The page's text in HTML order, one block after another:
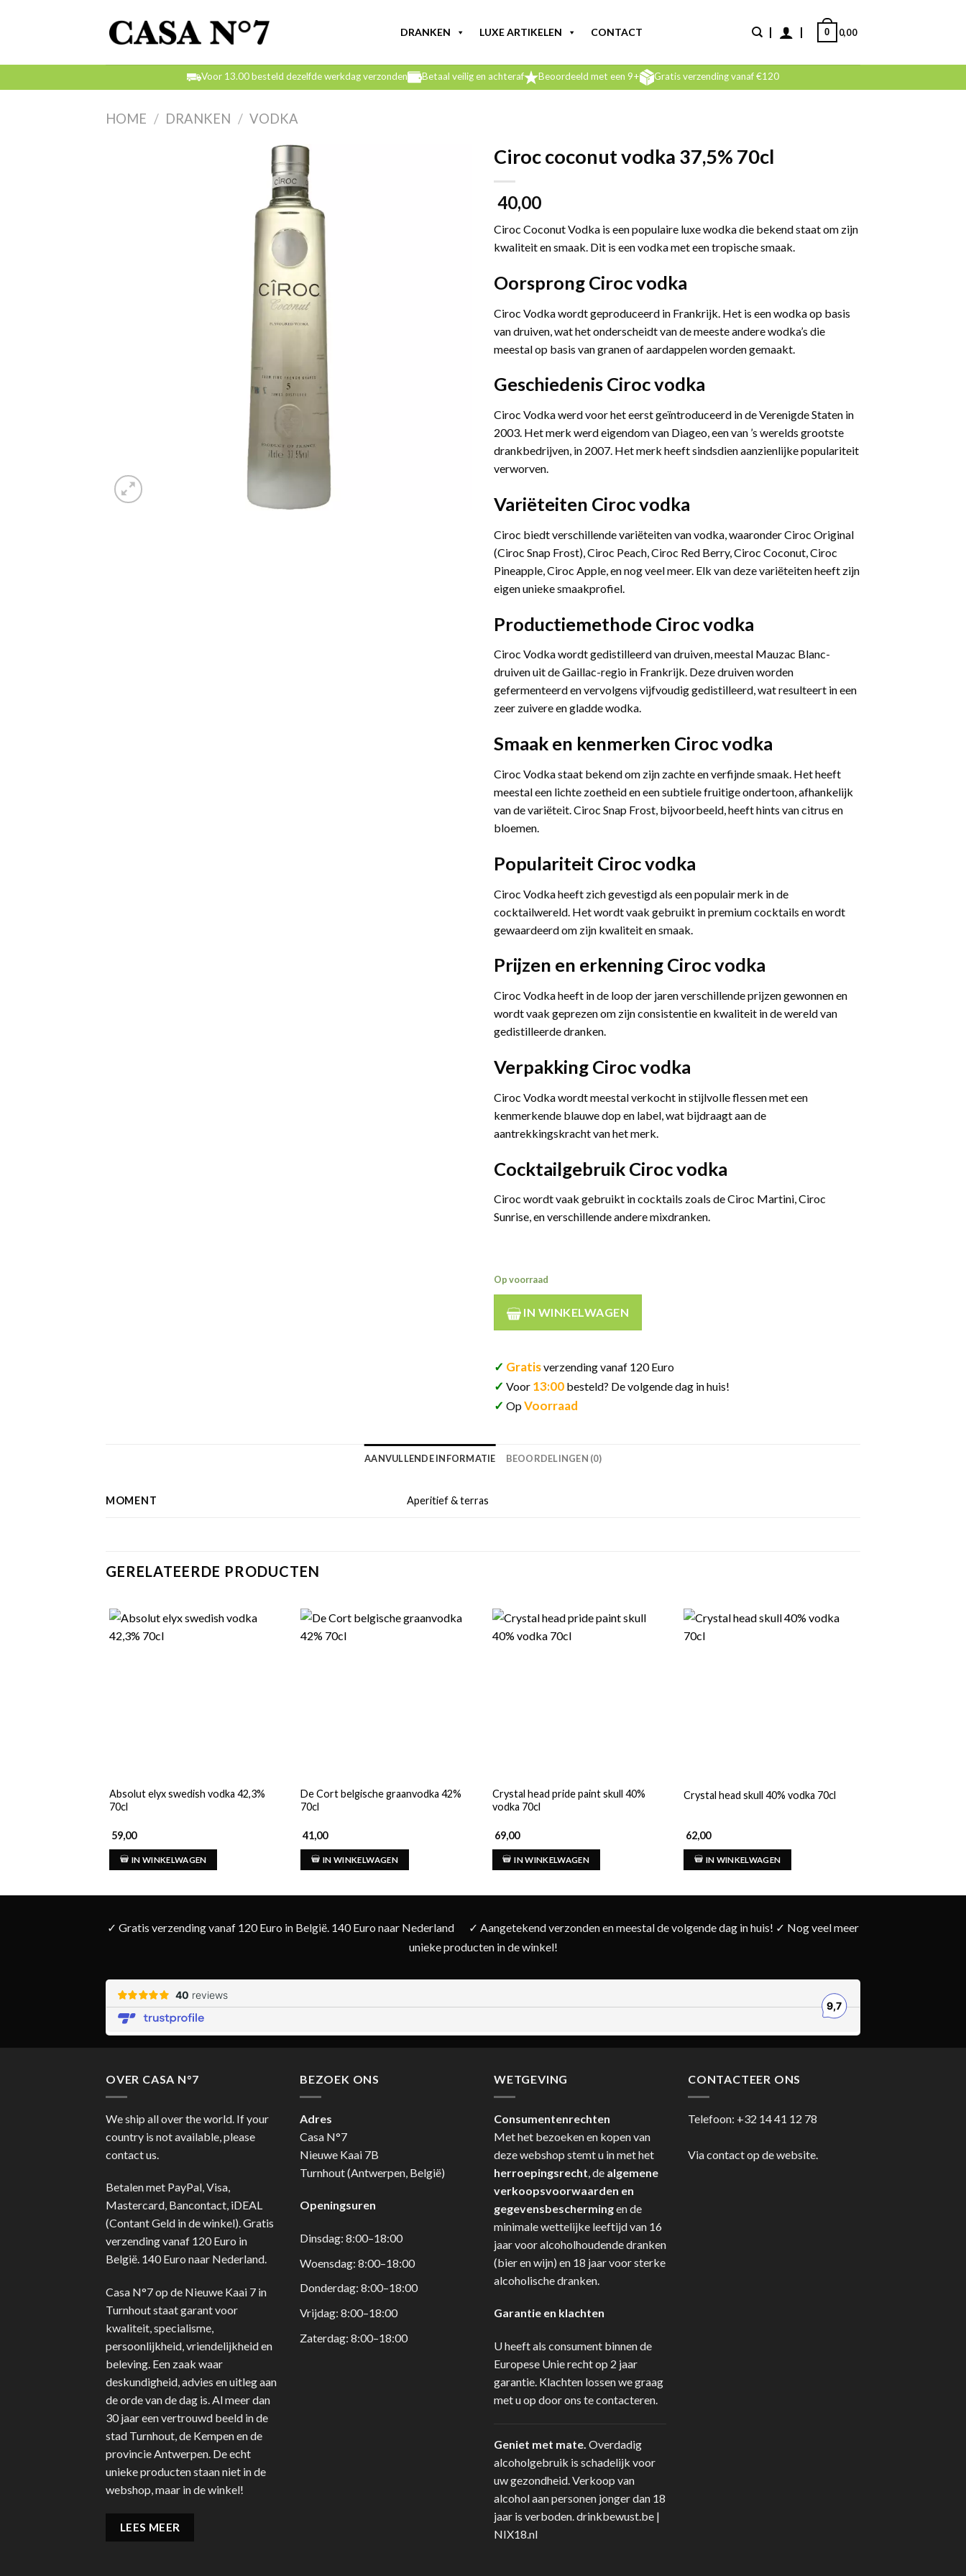
DRANKEN LUXE ARTIKELEN CONTACT 0,00
0
Voor 13.00 besteld dezelfde werkdag verzonden Betaal veilig en achteraf Beoordeeld met een 9+ Gratis verzending vanaf €120
HOME / DRANKEN / VODKA
Ciroc coconut vodka 37,5% 70cl
40,00
Ciroc Coconut Vodka is een populaire luxe wodka die bekend staat om zijn
kwaliteit en smaak. Dit is een vodka met een tropische smaak.
Oorsprong Ciroc vodka
Ciroc Vodka wordt geproduceerd in Frankrijk. Het is een wodka op basis
van druiven, wat het onderscheidt van de meeste andere wodka’s die
meestal op basis van granen of aardappelen worden gemaakt.
Geschiedenis Ciroc vodka
Ciroc Vodka werd voor het eerst geïntroduceerd in de Verenigde Staten in
2003. Het merk werd eigendom van Diageo, een van ’s werelds grootste
drankbedrijven, in 2007. Het merk heeft sindsdien aanzienlijke populariteit
verworven.
Variëteiten Ciroc vodka
Ciroc biedt verschillende variëteiten van vodka, waaronder Ciroc Original
(Ciroc Snap Frost), Ciroc Peach, Ciroc Red Berry, Ciroc Coconut, Ciroc
Pineapple, Ciroc Apple, en nog veel meer. Elk van deze variëteiten heeft zijn
eigen unieke smaakprofiel.
Productiemethode Ciroc vodka
Ciroc Vodka wordt gedistilleerd van druiven, meestal Mauzac Blanc-
druiven uit de Gaillac-regio in Frankrijk. Deze druiven worden
gefermenteerd en vervolgens vijfvoudig gedistilleerd, wat resulteert in een
zeer zuivere en gladde wodka.
Smaak en kenmerken Ciroc vodka
Ciroc Vodka staat bekend om zijn zachte en verfijnde smaak. Het heeft
meestal een lichte zoetheid en een subtiele fruitige ondertoon, afhankelijk
van de variëteit. Ciroc Snap Frost, bijvoorbeeld, heeft hints van citrus en
bloemen.
Populariteit Ciroc vodka
Ciroc Vodka heeft zich gevestigd als een populair merk in de
cocktailwereld. Het wordt vaak gebruikt in premium cocktails en wordt
gewaardeerd om zijn kwaliteit en smaak.
Prijzen en erkenning Ciroc vodka
Ciroc Vodka heeft in de loop der jaren verschillende prijzen gewonnen en
wordt vaak geprezen om zijn consistentie en kwaliteit in de wereld van
gedistilleerde dranken.
Verpakking Ciroc vodka
Ciroc Vodka wordt meestal verkocht in stijlvolle flessen met een
kenmerkende blauwe dop en label, wat bijdraagt aan de
aantrekkingskracht van het merk.
Cocktailgebruik Ciroc vodka
Ciroc wordt vaak gebruikt in cocktails zoals de Ciroc Martini, Ciroc
Sunrise, en verschillende andere mixdranken.
Op voorraad
IN WINKELWAGEN
✓ Gratisverzending vanaf 120 Euro
✓ Voor 13:00 besteld? De volgende dag in huis!
✓ OpVoorraad
AANVULLENDE INFORMATIE BEOORDELINGEN (0)
MOMENT Aperitief & terras
GERELATEERDE PRODUCTEN
Absolut elyx swedish vodka 42,3%
70cl
59,00
IN WINKELWAGEN
De Cort belgische graanvodka 42%
70cl
41,00
IN WINKELWAGEN
Crystal head pride paint skull 40%
vodka 70cl
69,00
IN WINKELWAGEN
Crystal head skull 40% vodka 70cl
62,00
IN WINKELWAGEN
✓ Gratis verzending vanaf 120 Euro in België. 140 Euro naar Nederland
✓ Aangetekend verzonden en meestal de volgende dag in huis! ✓ Nog veel meer
unieke producten in de winkel!
OVER CASA N°7
We ship all over the world. If your
country is not available, please
contact us.
Betalen met PayPal, Visa,
Mastercard, Bancontact, iDEAL
(Contant Geld in de winkel). Gratis
verzending vanaf 120 Euro in
België. 140 Euro naar Nederland.
Casa N°7 op de Nieuwe Kaai 7 in
Turnhout staat garant voor
kwaliteit, specialisme,
persoonlijkheid, vriendelijkheid en
beleving. Een zaak waar
deskundigheid, advies en uitleg aan
de orde van de dag is. Al meer dan
30 jaar een vertrouwd beeld in de
stad Turnhout, de Kempen en de
provincie Antwerpen. De echt
unieke producten staan niet in de
webshop, maar in de winkel!
LEES MEER
BEZOEK ONS
Adres
Casa N°7
Nieuwe Kaai 7B
Turnhout (Antwerpen, België)
Openingsuren
Dinsdag: 8:00–18:00
Woensdag: 8:00–18:00
Donderdag: 8:00–18:00
Vrijdag: 8:00–18:00
Zaterdag: 8:00–18:00
WETGEVING
Consumentenrechten
Met het bezoeken en kopen van
deze webshop stemt u in met het
herroepingsrecht , de algemene
verkoopsvoorwaarden en
gegevensbeschermingen de
minimale wettelijke leeftijd van 16
jaar voor alcoholhoudende dranken
(bier en wijn) en 18 jaar voor sterke
alcoholische dranken.
Garantie en klachten
U heeft als consument binnen de
Europese Unie recht op 2 jaar
garantie. Klachten lossen we graag
met u op door ons te contacteren.
Geniet met mate. Overdadig
alcoholgebruik is schadelijk voor
uw gezondheid. Verkoop van
alcohol aan personen jonger dan 18
jaar is verboden.drinkbewust.be |
NIX18.nl
CONTACTEER ONS
Telefoon: +32 14 41 12 78
Via contact op de website.